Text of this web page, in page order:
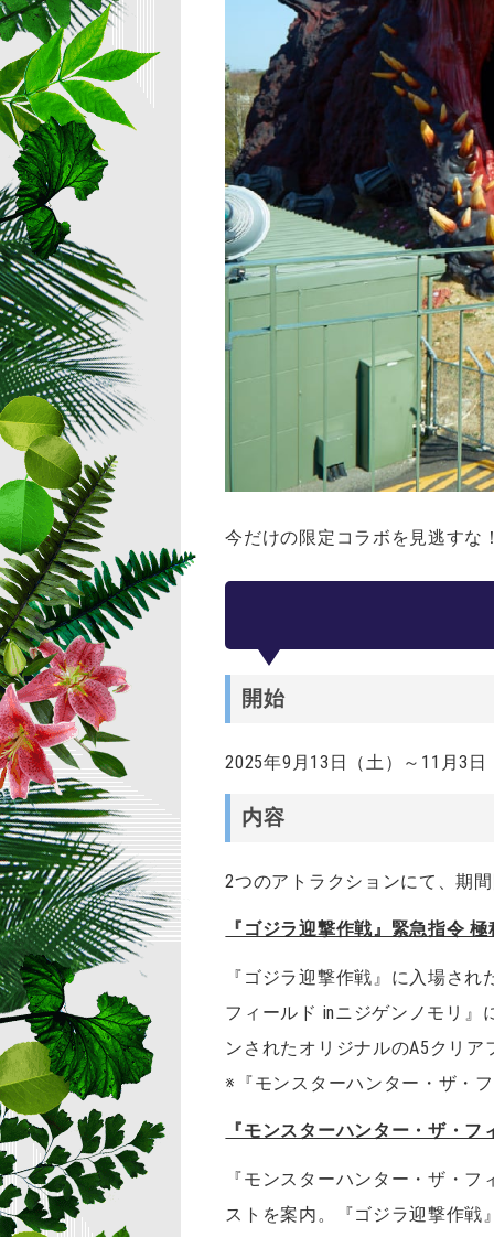
今だけの限定コラボを見逃すな
開始
2025年9月13日（土）～11月3
内容
2つのアトラクションにて、期
『ゴジラ迎撃作戦』緊急指令
『ゴジラ迎撃作戦』に入場さ
フィールド inニジゲンノモリ』
ンされたオリジナルのA5クリ
※『モンスターハンター・ザ・
『モンスターハンター・ザ・
『モンスターハンター・ザ・
ストを案内。『ゴジラ迎撃作戦